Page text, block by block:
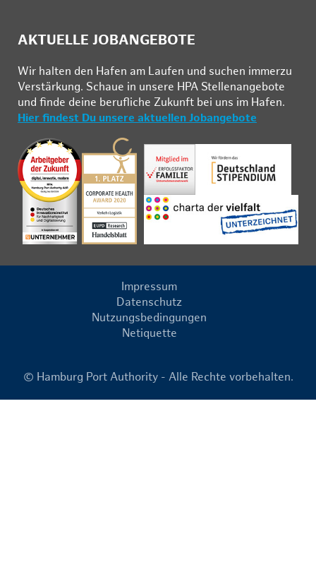
AKTUELLE JOBANGEBOTE
Wir hal­ten den Ha­fen am Lau­fen und su­chen im­mer­zu
Ver­stär­kung. Schau­e in un­se­re HPA Stel­len­an­ge­bo­te
und fin­de deine be­ruf­li­che Zu­kunft bei uns im Ha­fen.
Hier findest Du unsere aktuellen Jobangebote
Impressum
Datenschutz
Nutzungsbedingungen
Netiquette
© Hamburg Port Authority - Alle Rechte vorbehalten.